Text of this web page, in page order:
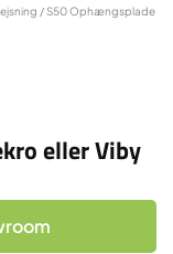
/ S50 Ophængsplade
eller Viby